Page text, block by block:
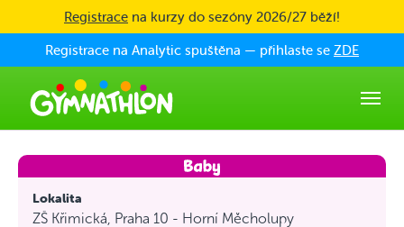
Skip to main content
Registrace na kurzy do sezóny 2026/27 běží!
Registrace na Analytic spuštěna — přihlaste se ZDE
Lokalita
ZŠ Křimická, Praha 10 - Horní Měcholupy